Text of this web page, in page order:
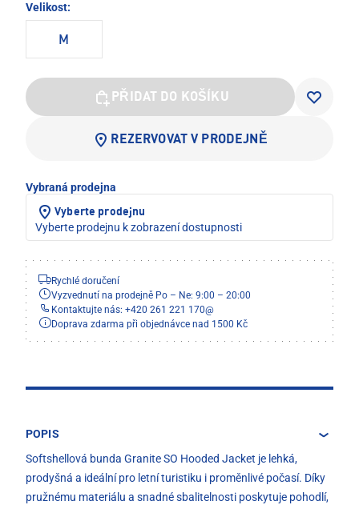
Velikost:
M
PŘIDAT DO KOŠÍKU
REZERVOVAT V PRODEJNĚ
Vybraná prodejna
Vyberte prodejnu
Vyberte prodejnu k zobrazení dostupnosti
Rychlé doručení
Vyzvednutí na prodejně Po – Ne: 9:00 – 20:00
Kontaktujte nás: +420 261 221 170@
Doprava zdarma při objednávce nad 1500 Kč
POPIS
Softshellová bunda Granite SO Hooded Jacket je lehká,
prodyšná a ideální pro letní turistiku i proměnlivé počasí. Díky
pružnému materiálu a snadné sbalitelnosti poskytuje pohodlí,